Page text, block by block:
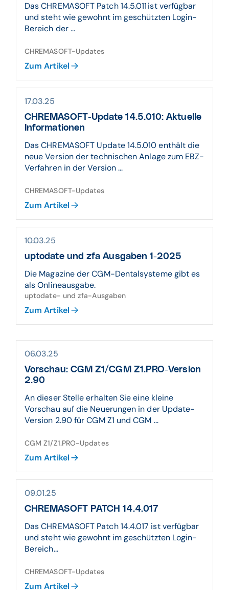
Das CHREMASOFT Patch 14.5.011 ist verfügbar
und steht wie gewohnt im geschützten Login-
Bereich der ...
CHREMASOFT-Updates
Zum Artikel
17.03.25
CHREMASOFT-Update 14.5.010: Aktuelle
Informationen
Das CHREMASOFT Update 14.5.010 enthält die
neue Version der technischen Anlage zum EBZ-
Verfahren in der Version ...
CHREMASOFT-Updates
Zum Artikel
10.03.25
uptodate und zfa Ausgaben 1-2025
Die Magazine der CGM-Dentalsysteme gibt es
als Onlineausgabe.
uptodate- und zfa-Ausgaben
Zum Artikel
06.03.25
Vorschau: CGM Z1/CGM Z1.PRO-Version
2.90
An dieser Stelle erhalten Sie eine kleine
Vorschau auf die Neuerungen in der Update-
Version 2.90 für CGM Z1 und CGM ...
CGM Z1/Z1.PRO-Updates
Zum Artikel
09.01.25
CHREMASOFT PATCH 14.4.017
Das CHREMASOFT Patch 14.4.017 ist verfügbar
und steht wie gewohnt im geschützten Login-
Bereich...
CHREMASOFT-Updates
Zum Artikel